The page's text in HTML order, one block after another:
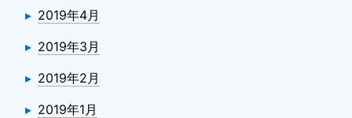
2019年4月
2019年3月
2019年2月
2019年1月